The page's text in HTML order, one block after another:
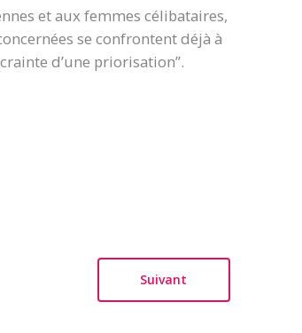
et aux femmes célibataires,
se confrontent déjà à
d’une priorisation”.
Suivant